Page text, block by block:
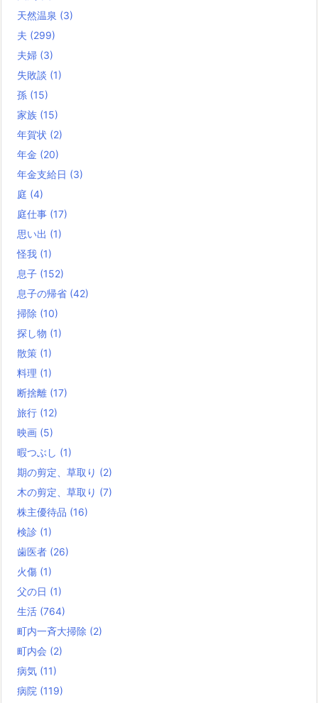
天然温泉 (3)
夫 (299)
夫婦 (3)
失敗談 (1)
孫 (15)
家族 (15)
年賀状 (2)
年金 (20)
年金支給日 (3)
庭 (4)
庭仕事 (17)
思い出 (1)
怪我 (1)
息子 (152)
息子の帰省 (42)
掃除 (10)
探し物 (1)
散策 (1)
料理 (1)
断捨離 (17)
旅行 (12)
映画 (5)
暇つぶし (1)
期の剪定、草取り (2)
木の剪定、草取り (7)
株主優待品 (16)
検診 (1)
歯医者 (26)
火傷 (1)
父の日 (1)
生活 (764)
町内一斉大掃除 (2)
町内会 (2)
病気 (11)
病院 (119)